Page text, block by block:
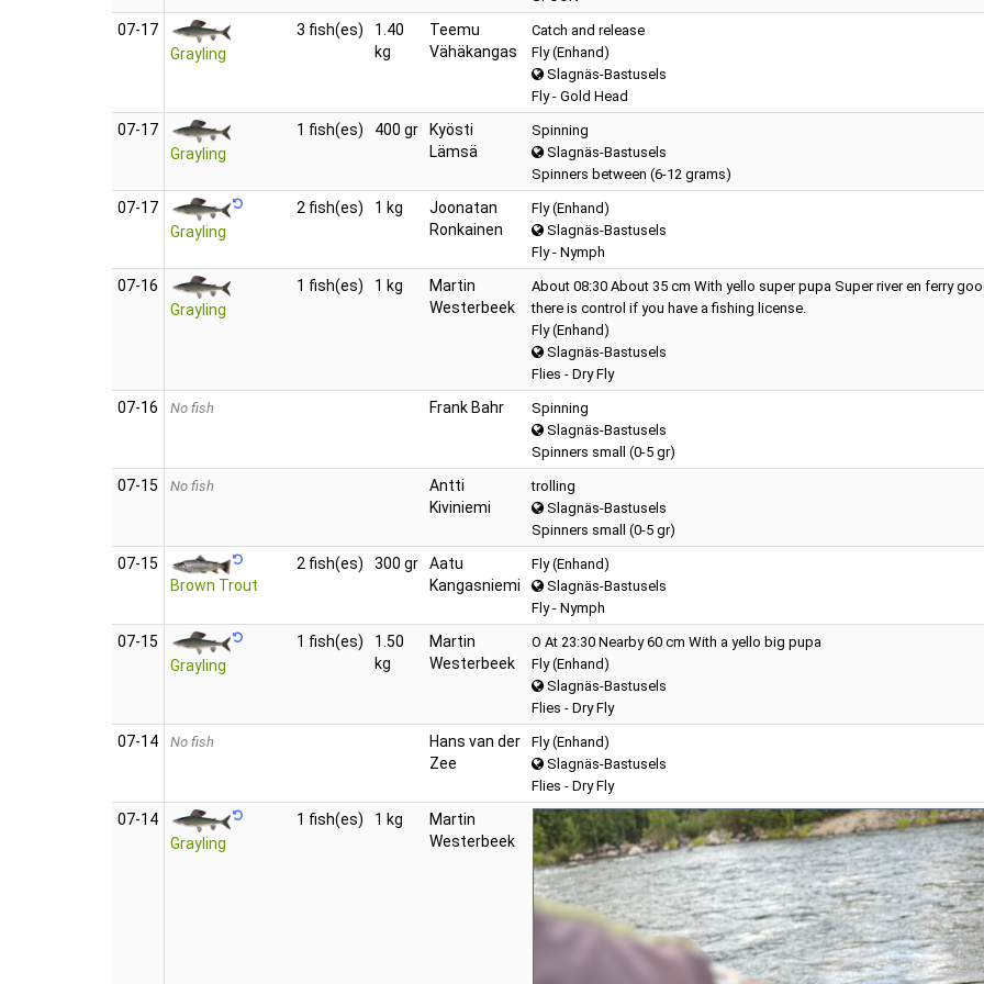
07‑17
Grayling
3 fish(es)
1.40
kg
Teemu
Vähäkangas
Catch and release
Fly (Enhand)
Slagnäs-Bastusels
Fly - Gold Head
07‑17
Grayling
1 fish(es) 400 gr
Kyösti
Lämsä
Spinning
Slagnäs-Bastusels
Spinners between (6-12 grams)
07‑17
Grayling
2 fish(es) 1 kg
Joonatan
Ronkainen
Fly (Enhand)
Slagnäs-Bastusels
Fly - Nymph
07‑16
Grayling
1 fish(es) 1 kg
Martin
Westerbeek
About 08:30 About 35 cm With yello super pupa Super river en ferry
there is control if you have a fishing license.
Fly (Enhand)
Slagnäs-Bastusels
Flies - Dry Fly
07‑16 No fish Frank Bahr
Spinning
Slagnäs-Bastusels
Spinners small (0-5 gr)
07‑15 No fish
Antti
Kiviniemi
trolling
Slagnäs-Bastusels
Spinners small (0-5 gr)
07‑15
Brown Trout
2 fish(es) 300 gr
Aatu
Kangasniemi
Fly (Enhand)
Slagnäs-Bastusels
Fly - Nymph
07‑15
Grayling
1 fish(es)
1.50
kg
Martin
Westerbeek
O At 23:30 Nearby 60 cm With a yello big pupa
Fly (Enhand)
Slagnäs-Bastusels
Flies - Dry Fly
07‑14 No fish
Hans van der
Zee
Fly (Enhand)
Slagnäs-Bastusels
Flies - Dry Fly
07‑14
Grayling
1 fish(es) 1 kg
Martin
Westerbeek